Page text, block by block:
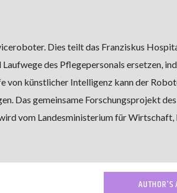
Dies teilt das Franziskus
des Pflegepersonals ersetzen,
künstlicher Intelligenz kann der
Das gemeinsame Forschungsprojekt
vom Landesministerium für Wirtschaft,
AUTHOR'S